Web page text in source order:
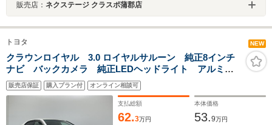
販売店： ネクステージ クラスポ蒲郡店
トヨタ NEW
クラウンロイヤル 3.0 ロイヤルサルーン 純正8インチ
ナビ バックカメラ 純正LEDヘッドライト アルミホ
イール ビルトインETC 純正フロアマット 横滑り防
止装置 フォグランプ オートライト 禁煙車 フルセ
販売店保証 購入プラン付 オンライン相談可
支払総額
62.3万円
本体価格
53.9万円